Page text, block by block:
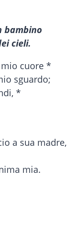
bambino
cieli.
cuore *
sguardo;
*
a sua madre,
mia.